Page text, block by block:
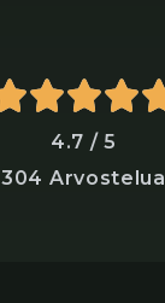
4.7 / 5
304 Arvostelua